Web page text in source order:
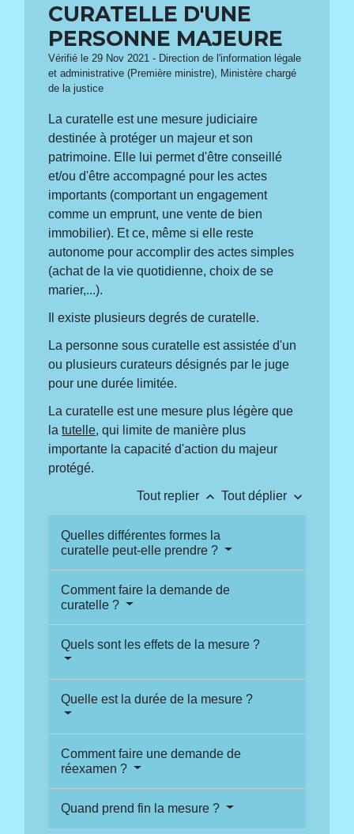
CURATELLE D'UNE
PERSONNE MAJEURE
Vérifié le 29 Nov 2021 - Direction de l'information légale
et administrative (Première ministre), Ministère chargé
de la justice
La curatelle est une mesure judiciaire
destinée à protéger un majeur et son
patrimoine. Elle lui permet d'être conseillé
et/ou d'être accompagné pour les actes
importants (comportant un engagement
comme un emprunt, une vente de bien
immobilier). Et ce, même si elle reste
autonome pour accomplir des actes simples
(achat de la vie quotidienne, choix de se
marier,...).
Il existe plusieurs degrés de curatelle.
La personne sous curatelle est assistée d'un
ou plusieurs curateurs désignés par le juge
pour une durée limitée.
La curatelle est une mesure plus légère que
latutelle, qui limite de manière plus
importante la capacité d'action du majeur
protégé.
Tout replier keyboard_arrow_up Tout déplier keyboard_arrow_down
Quelles différentes formes la
curatelle peut-elle prendre ?
Comment faire la demande de
curatelle ?
Quels sont les effets de la mesure ?
Quelle est la durée de la mesure ?
Comment faire une demande de
réexamen ?
Quand prend fin la mesure ?